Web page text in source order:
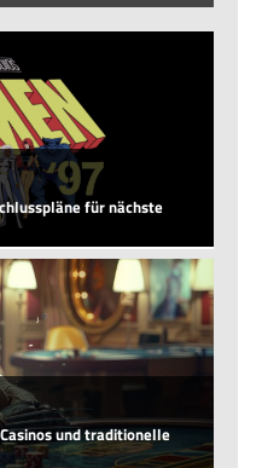
für nächste
und traditionelle